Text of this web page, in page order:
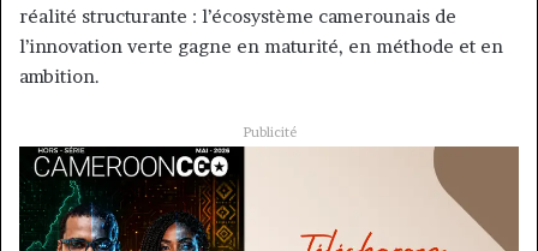
réalité structurante : l’écosystème camerounais de
l’innovation verte gagne en maturité, en méthode et en
ambition.
Publicité